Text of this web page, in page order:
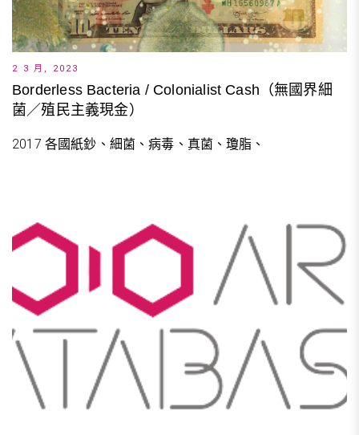
2 3 月, 2023
Borderless Bacteria / Colonialist Cash（無國界細
菌／殖民主義現金）
2017 各國紙鈔、細菌、病毒、真菌、瓊脂、